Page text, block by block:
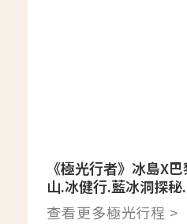
《極光行者》冰島X
山.冰健行.藍冰洞探
查看更多極光行程 >